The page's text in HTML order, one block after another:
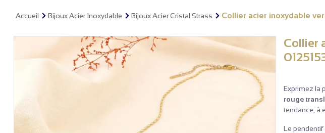
Accueil Bijoux Acier Inoxydable Bijoux Acier Cristal Strass Collier acier inoxydable
Collier
Exprimez la
rouge
tendance, à
Le pendentif